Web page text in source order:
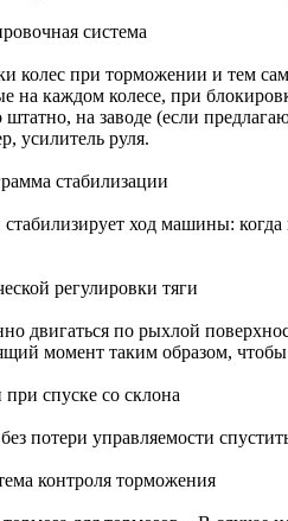
система
колес при торможении и тем
на каждом колесе, при
штатно, на заводе (если
усилитель руля.
стабилизации
ход машины: когда
регулировки тяги
двигаться по рыхлой
момент таким образом,
спуске со склона
потери управляемости
контроля торможения